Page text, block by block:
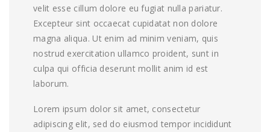
velit esse cillum dolore eu fugiat nulla pariatur.
Excepteur sint occaecat cupidatat non dolore
magna aliqua. Ut enim ad minim veniam, quis
nostrud exercitation ullamco proident, sunt in
culpa qui officia deserunt mollit anim id est
laborum.
Lorem ipsum dolor sit amet, consectetur
adipiscing elit, sed do eiusmod tempor incididunt